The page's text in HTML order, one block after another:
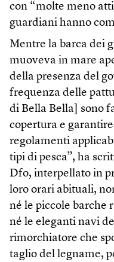
con “molte meno
guardiani hanno
Mentre la barca dei
muoveva in mare
della presenza del
frequenza delle
di Bella Bella] sono
copertura e
regolamenti
tipi di pesca”, ha
Dfo, interpellato in
loro orari abituali,
né le piccole barche
né le eleganti navi
rimorchiatore che
taglio del legname,